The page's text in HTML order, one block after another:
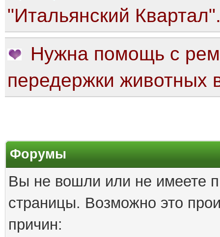
"Итальянский
Нужна помощь с
передержки животных
Форумы
Вы не вошли или не имеете
страницы. Возможно это
причин: